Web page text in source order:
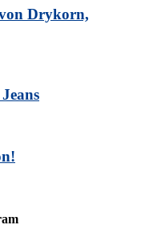
Drykorn,